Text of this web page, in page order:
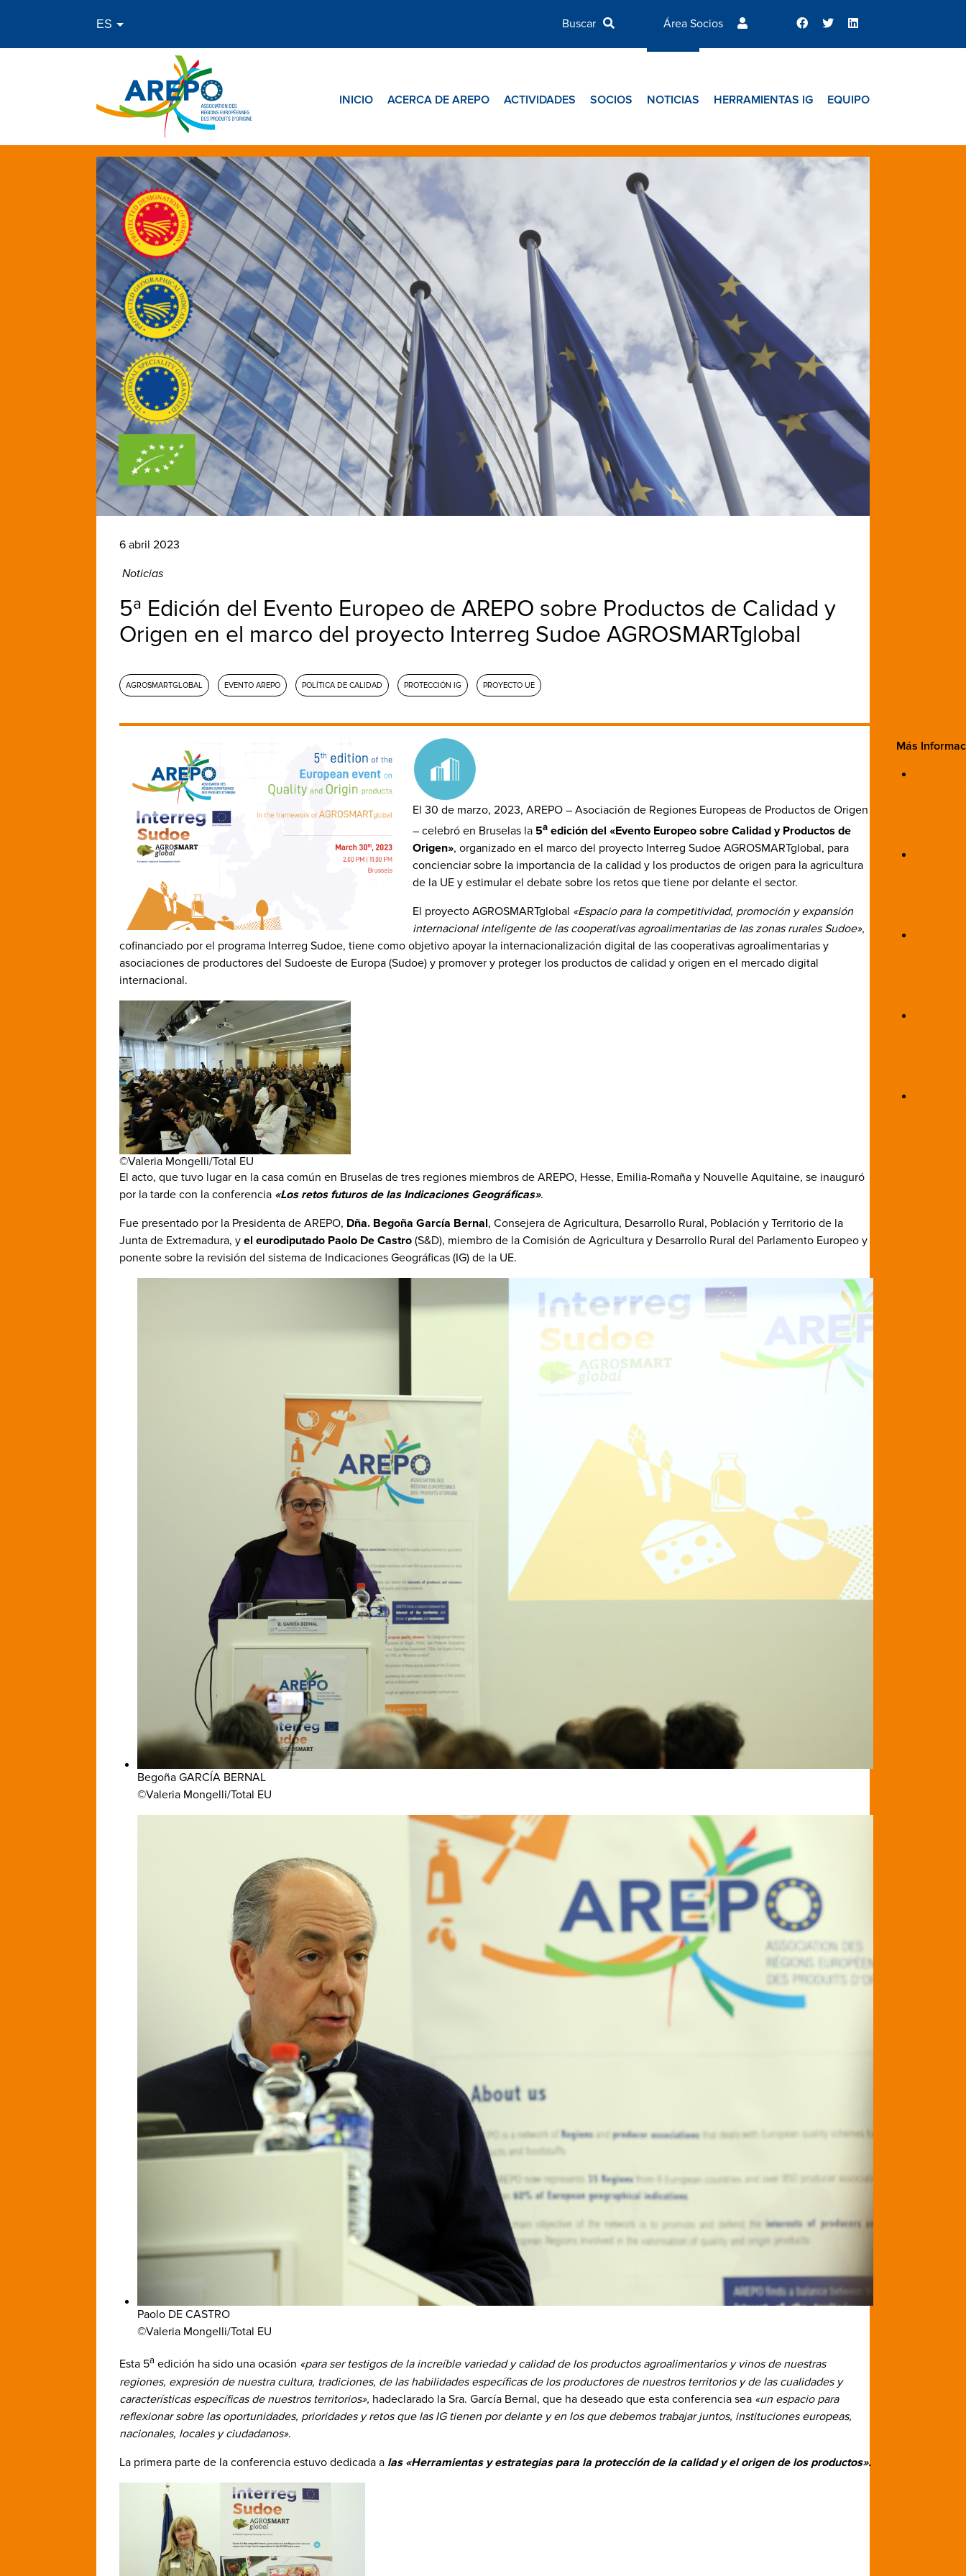
Área Socios
INICIO ACERCA DE AREPO ACTIVIDADES SOCIOS NOTICIAS HERRAMIENTAS IG EQUIPO
6 abril 2023
Noticias
5ª Edición del Evento Europeo de AREPO sobre Productos de Calidad y
Origen en el marco del proyecto Interreg Sudoe AGROSMARTglobal
AGROSMARTGLOBAL EVENTO AREPO POLÍTICA DE CALIDAD PROTECCIÓN IG PROYECTO UE
El 30 de marzo, 2023, AREPO – Asociación de Regiones Europeas de Productos de Origen
– celebró en Bruselas la 5a edición del «Evento Europeo sobre Calidad y Productos de
Origen», organizado en el marco del proyecto Interreg Sudoe AGROSMARTglobal, para
concienciar sobre la importancia de la calidad y los productos de origen para la agricultura
de la UE y estimular el debate sobre los retos que tiene por delante el sector.
El proyecto AGROSMARTglobal «Espacio para la competitividad, promoción y expansión
internacional inteligente de las cooperativas agroalimentarias de las zonas rurales Sudoe»,
cofinanciado por el programa Interreg Sudoe, tiene como objetivo apoyar la internacionalización digital de las cooperativas agroalimentarias y
asociaciones de productores del Sudoeste de Europa (Sudoe) y promover y proteger los productos de calidad y origen en el mercado digital
internacional.
©Valeria Mongelli/Total EU
El acto, que tuvo lugar en la casa común en Bruselas de tres regiones miembros de AREPO, Hesse, Emilia-Romaña y Nouvelle Aquitaine, se inauguró
por la tarde con la conferencia «Los retos futuros de las Indicaciones Geográficas».
Fue presentado por la Presidenta de AREPO, Dña. Begoña García Bernal, Consejera de Agricultura, Desarrollo Rural, Población y Territorio de la
Junta de Extremadura, y el eurodiputado Paolo De Castro (S&D), miembro de la Comisión de Agricultura y Desarrollo Rural del Parlamento Europeo y
ponente sobre la revisión del sistema de Indicaciones Geográficas (IG) de la UE.
Begoña GARCÍA BERNAL
©Valeria Mongelli/Total EU
Paolo DE CASTRO
©Valeria Mongelli/Total EU
Esta 5a edición ha sido una ocasión «para ser testigos de la increíble variedad y calidad de los productos agroalimentarios y vinos de nuestras
regiones, expresión de nuestra cultura, tradiciones, de las habilidades específicas de los productores de nuestros territorios y de las cualidades y
características específicas de nuestros territorios», hadeclarado la Sra. García Bernal, que ha deseado que esta conferencia sea «un espacio para
reflexionar sobre las oportunidades, prioridades y retos que las IG tienen por delante y en los que debemos trabajar juntos, instituciones europeas,
nacionales, locales y ciudadanos».
La primera parte de la conferencia estuvo dedicada a las «Herramientas y estrategias para la protección de la calidad y el origen de los productos».
Más